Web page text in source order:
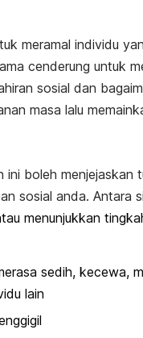
meramal individu
cenderung untuk
sosial dan
masa lalu
ini boleh menjejaskan
sosial anda. Antara
menunjukkan
sedih, kecewa,
lain